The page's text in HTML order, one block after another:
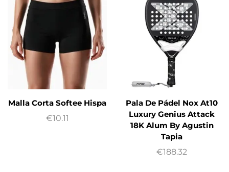
Malla Corta Softee Hispa
€10.11
Pala De Pádel Nox At10
Luxury Genius Attack
18K Alum By Agustin
Tapia
€188.32